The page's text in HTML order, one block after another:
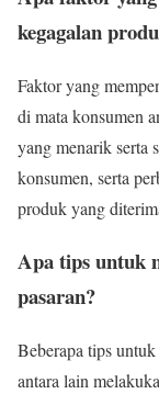
kegagalan
Faktor yang
di mata konsumen
yang menarik serta
konsumen, serta
produk yang
Apa tips untuk
pasaran?
Beberapa tips
antara lain